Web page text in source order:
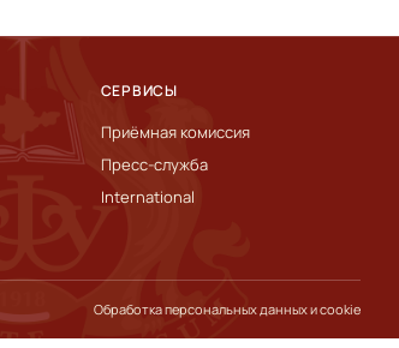
СЕРВИСЫ
Приёмная комиссия
Пресс-служба
International
Обработка персональных данных и cookie